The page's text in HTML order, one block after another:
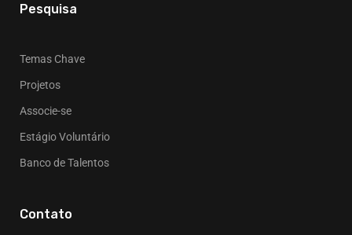
Pesquisa
Temas Chave
Projetos
Associe-se
Estágio Voluntário
Banco de Talentos
Contato